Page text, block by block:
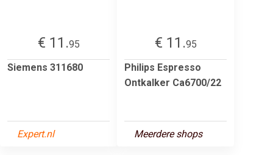
€ 11.95
Siemens 311680
Expert.nl
€ 11.95
Philips Espresso
Ontkalker Ca6700/22
Meerdere shops